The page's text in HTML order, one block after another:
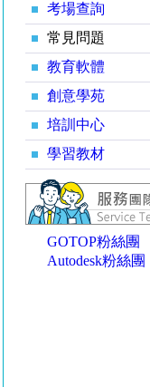
考場查詢
常見問題
教育軟體
創意學苑
培訓中心
學習教材
GOTOP粉絲團
Autodesk粉絲團